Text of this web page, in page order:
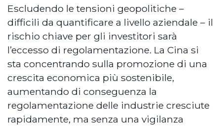
Escludendo le tensioni geopolitiche –
difficili da quantificare a livello aziendale – il
rischio chiave per gli investitori sarà
l’eccesso di regolamentazione. La Cina si
sta concentrando sulla promozione di una
crescita economica più sostenibile,
aumentando di conseguenza la
regolamentazione delle industrie cresciute
rapidamente, ma senza una vigilanza